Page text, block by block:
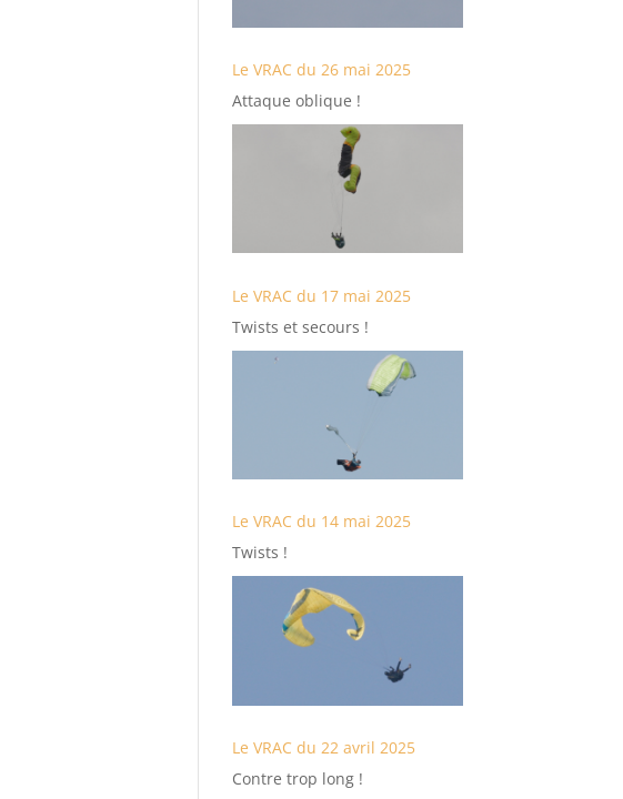
Le VRAC du 26 mai 2025
Attaque oblique !
Le VRAC du 17 mai 2025
Twists et secours !
Le VRAC du 14 mai 2025
Twists !
Le VRAC du 22 avril 2025
Contre trop long !